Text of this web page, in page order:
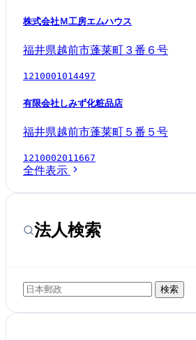
株式会社Ｍ工房エムハウス
福井県越前市蓬莱町３番６号
1210001014497
有限会社しみず化粧品店
福井県越前市蓬莱町５番５号
1210002011667
全件表示
法人検索
検索